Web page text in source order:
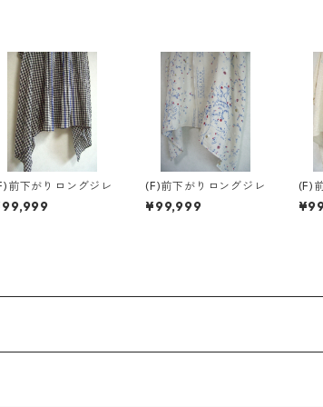
前下がりロングジレ (F)前下がりロングジレ
¥99,999
(F)
デ